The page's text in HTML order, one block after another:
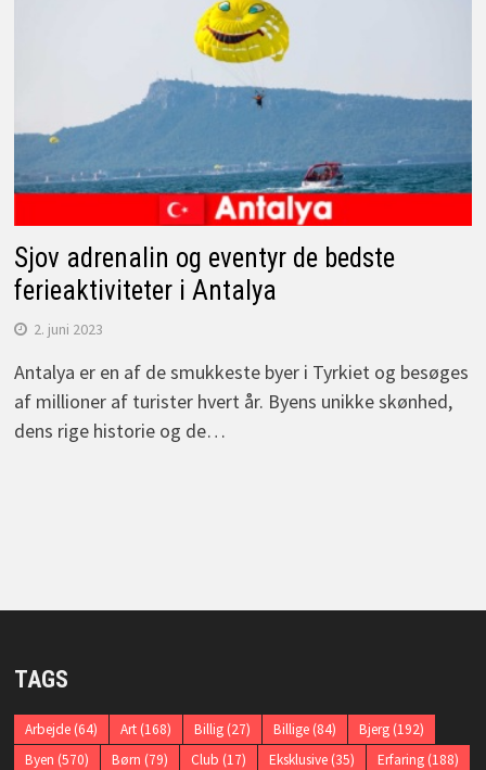
Sjov adrenalin og eventyr de bedste
ferieaktiviteter i Antalya
2. juni 2023
Antalya er en af de smukkeste byer i Tyrkiet og besøges
af millioner af turister hvert år. Byens unikke skønhed,
dens rige historie og de…
TAGS
Arbejde(64) Art(168) Billig(27) Billige(84) Bjerg(192)
Byen (570) Børn (79) Club (17) Eksklusive(35) Erfaring(188)